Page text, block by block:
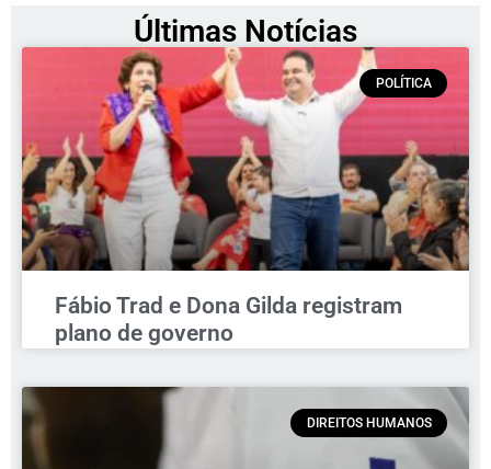
Últimas Notícias
POLÍTICA
Fábio Trad e Dona Gilda registram
plano de governo
DIREITOS HUMANOS